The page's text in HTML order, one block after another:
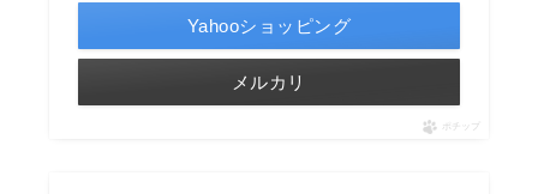
Yahooショッピング
メルカリ
ポチップ